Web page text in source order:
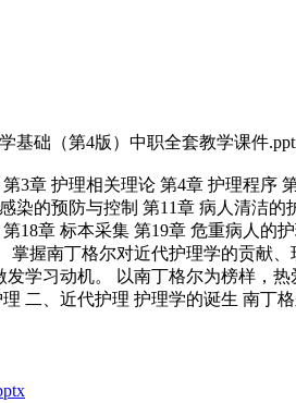
基础（第4版）中职全套教学课件
3章 护理相关理论 第4章 护理程
染的预防与控制 第11章 病人清洁
18章 标本采集 第19章 危重病人
掌握南丁格尔对近代护理学的贡
学习动机。 以南丁格尔为榜样，
二、近代护理 护理学的诞生 南丁